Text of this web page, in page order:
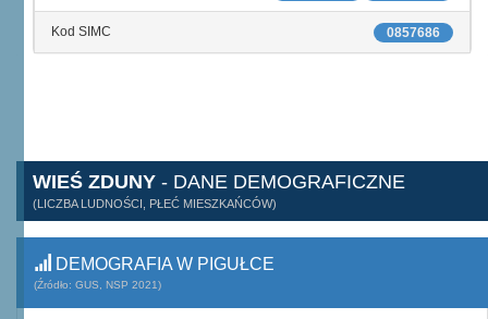
0857686
Kod SIMC
WIEŚ ZDUNY - DANE DEMOGRAFICZNE
(LICZBA LUDNOŚCI, PŁEĆ MIESZKAŃCÓW)
DEMOGRAFIA W PIGUŁCE
(Źródło: GUS, NSP 2021)